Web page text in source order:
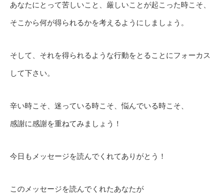
あなたにとって苦しいこと、厳しいことが起こった時こそ、
そこから何が得られるかを考えるようにしましょう。
そして、それを得られるような行動をとることにフォーカス
して下さい。
辛い時こそ、迷っている時こそ、悩んでいる時こそ、
感謝に感謝を重ねてみましょう！
今日もメッセージを読んでくれてありがとう！
このメッセージを読んでくれたあなたが